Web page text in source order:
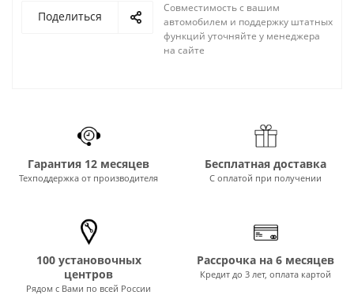
Поделиться
Совместимость с вашим
автомобилем и поддержку штатных
функций уточняйте у менеджера
на сайте
Гарантия 12 месяцев
Техподдержка от производителя
Бесплатная доставка
С оплатой при получении
100 установочных
центров
Рядом с Вами по всей России
Рассрочка на 6 месяцев
Кредит до 3 лет, оплата картой